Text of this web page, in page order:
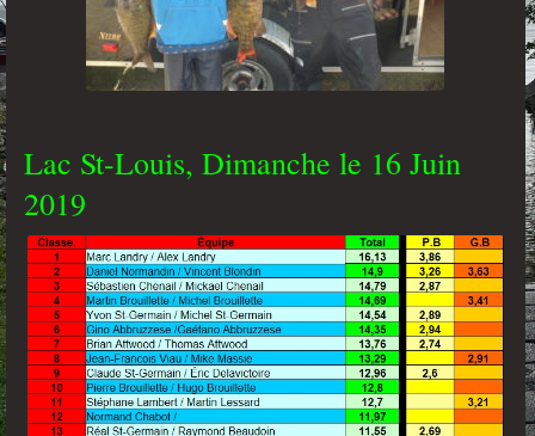
Lac St-Louis, Dimanche le 16 Juin
2019